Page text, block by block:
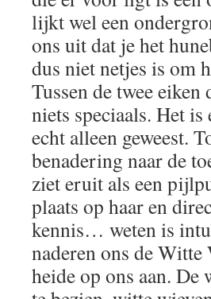
lijkt wel een
ons uit dat je het
dus niet netjes is om
Tussen de twee
niets speciaals. Het
echt alleen geweest.
benadering naar de
ziet eruit als een
plaats op haar en
kennis… weten is
naderen ons de Witte
heide op ons aan.